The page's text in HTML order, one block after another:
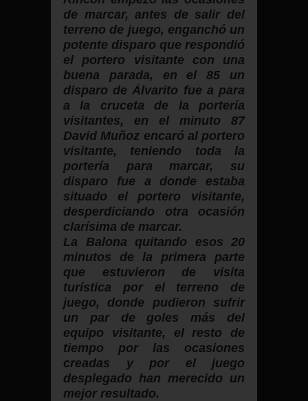
de marcar, antes de salir del
terreno de juego, enganchó un
potente disparo que respondió
el portero visitante con una
buena parada, en el 85 un
disparo de Álvarito fue a para
a la cruceta de la portería
visitantes, en el minuto 87
David Muñoz encaró al portero
visitante, teniendo toda la
portería para marcar, su
disparo fue a donde estaba
situado el portero visitante,
desperdiciando otra ocasión
clarísima de marcar.
La Balona quitando esos 20
minutos de la primera parte
que estuvieron de visita
turística por el terreno de
juego, donde pudieron sufrir
un par de goles más del
equipo visitante, el resto de
tiempo por las ocasiones
creadas y por el juego
desplegado han merecido un
mejor resultado.